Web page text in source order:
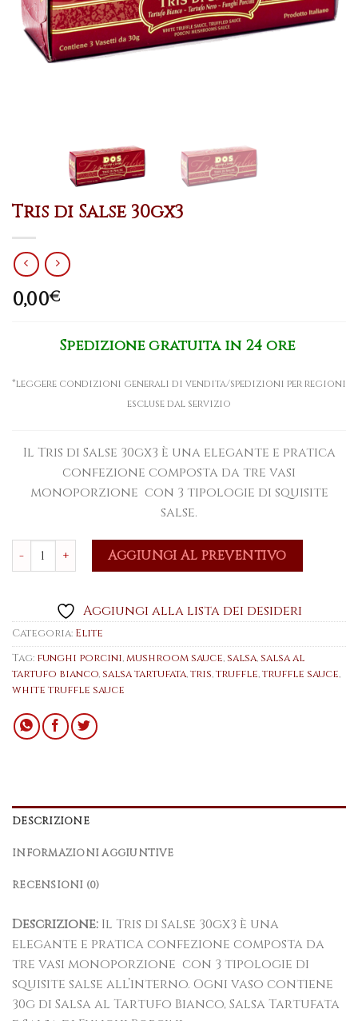
Tris di Salse 30gx3
0,00€
Spedizione gratuita in 24 ore
*leggere condizioni generali di vendita/spedizioni per regioni
escluse dal servizio
Il Tris di Salse 30gx3 è una elegante e pratica
confezione composta da tre vasi
monoporzione con 3 tipologie di squisite
salse.
Tris di Salse 30gx3 quantitàAGGIUNGI AL PREVENTIVO
Aggiungi alla lista dei desideri
Categoria: Elite
Tag: funghi porcini,mushroom sauce,salsa,salsa al
tartufo bianco,salsa tartufata,tris,truffle,truffle sauce,
white truffle sauce
DESCRIZIONE
INFORMAZIONI AGGIUNTIVE
RECENSIONI (0)
Descrizione: Il Tris di Salse 30gx3 è una
elegante e pratica confezione composta da
tre vasi monoporzione con 3 tipologie di
squisite salse all’interno. Ogni vaso contiene
30g di Salsa al Tartufo Bianco, Salsa Tartufata